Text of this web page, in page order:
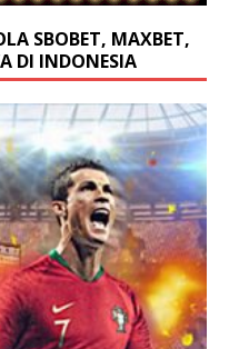
SBOBET, MAXBET,
DI INDONESIA